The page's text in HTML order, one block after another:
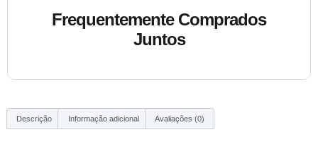
Frequentemente Comprados
Juntos
Descrição Informação adicional Avaliações (0)